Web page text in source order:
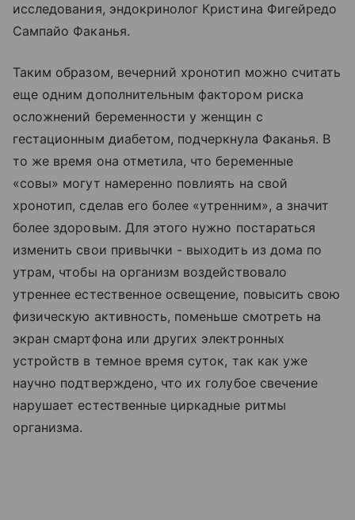
исследования, эндокринолог Кристина Фигейредо
Сампайо Факанья.
Таким образом, вечерний хронотип можно считать
еще одним дополнительным фактором риска
осложнений беременности у женщин с
гестационным диабетом, подчеркнула Факанья. В
то же время она отметила, что беременные
«совы» могут намеренно повлиять на свой
хронотип, сделав его более «утренним», а значит
более здоровым. Для этого нужно постараться
изменить свои привычки - выходить из дома по
утрам, чтобы на организм воздействовало
утреннее естественное освещение, повысить свою
физическую активность, поменьше смотреть на
экран смартфона или других электронных
устройств в темное время суток, так как уже
научно подтверждено, что их голубое свечение
нарушает естественные циркадные ритмы
организма.